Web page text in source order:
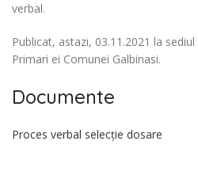
verbal.
Publicat, astazi, 03.11.2021 la
Primari ei Comunei Galbinasi.
Documente
Proces verbal selecție dosare